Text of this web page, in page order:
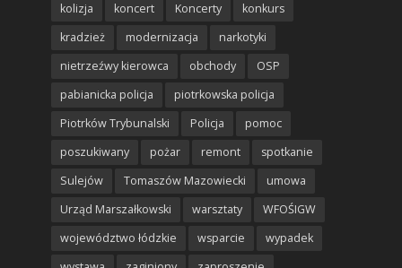
kolizja
koncert Koncerty
konkurs
kradzież
modernizacja
narkotyki
nietrzeźwy kierowca
obchody
OSP
pabianicka policja
piotrkowska policja
Piotrków Trybunalski
Policja
pomoc
poszukiwany
pożar remont
spotkanie
Sulejów
Tomaszów Mazowiecki
umowa
Urząd Marszałkowski
warsztaty
WFOŚIGW
województwo łódzkie
wsparcie
wypadek